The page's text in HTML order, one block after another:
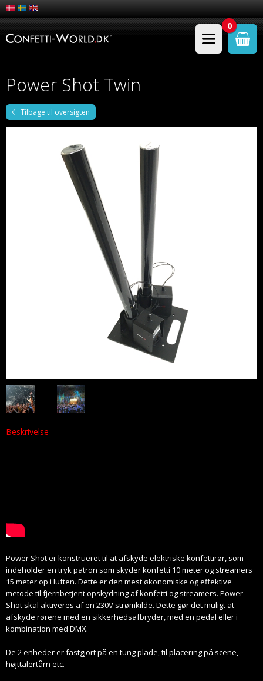
0
Power Shot Twin
Tilbage til oversigten
Beskrivelse
Power Shot er konstrueret til at afskyde elektriske konfettirør, som
indeholder en tryk patron som skyder konfetti 10 meter og streamers
15 meter op i luften. Dette er den mest økonomiske og effektive
metode til fjernbetjent opskydning af konfetti og streamers. Power
Shot skal aktiveres af en 230V strømkilde. Dette gør det muligt at
afskyde rørene med en sikkerhedsafbryder, med en pedal eller i
kombination med DMX.
De 2 enheder er fastgjort på en tung plade, til placering på scene,
højttalertårn etc.